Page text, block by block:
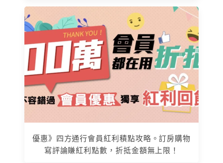
優惠》四方通行會員紅利積點攻略。訂房購物
寫評論賺紅利點數，折抵金額無上限！